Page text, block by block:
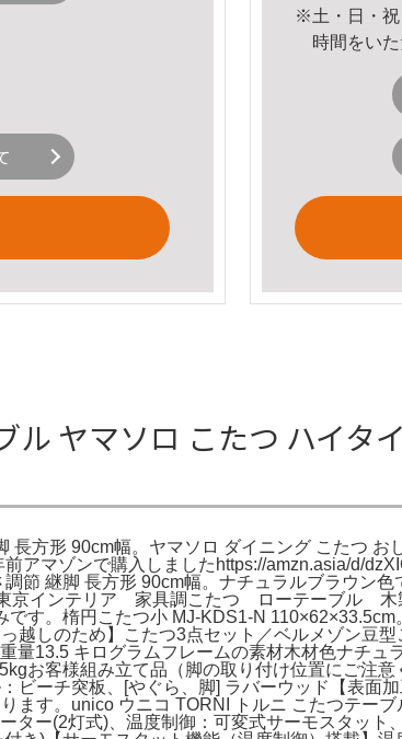
※土・日・祝
時間をい
ル ヤマソロ こたつ ハイタ
長方形 90cm幅。ヤマソロ ダイニング こたつ
アマゾンで購入しましたhttps://amzn.asia/d/
節 継脚 長方形 90cm幅。ナチュラルブラウン
京インテリア 家具調こたつ ローテーブル
す。楕円こたつ小 MJ-KDS1-N
越しのため】こたつ3点セット／ベルメゾン豆
量13.5 キログラムフレームの素材木材色ナチ
お客様組み立て品（脚の取り付け位置にご注
ビーチ突板、[やぐら、脚] ラバーウッド【表面
ます。unico ウニコ TORNI トルニ こたつテー
ター(2灯式)、温度制御：可変式サーモスタッ